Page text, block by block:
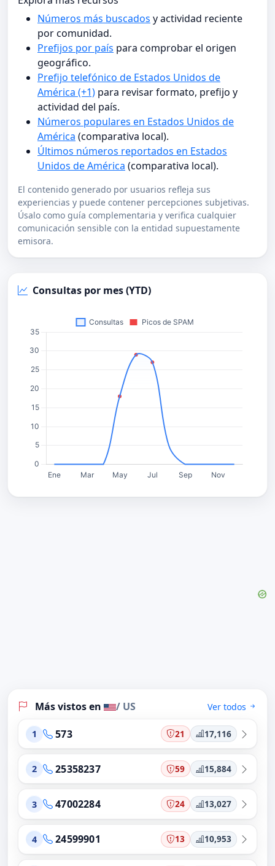
Números más buscados y actividad reciente
por comunidad.
Prefijos por país para comprobar el origen
geográfico.
Prefijo telefónico de Estados Unidos de
América (+1) para revisar formato, prefijo y
actividad del país.
Números populares en Estados Unidos de
América (comparativa local).
Últimos números reportados en Estados
Unidos de América (comparativa local).
El contenido generado por usuarios refleja sus
experiencias y puede contener percepciones subjetivas.
Úsalo como guía complementaria y verifica cualquier
comunicación sensible con la entidad supuestamente
emisora.
Consultas por mes (YTD)
Más vistos en / US Ver todos
1 573 21 17,116
2 25358237 59 15,884
3 47002284 24 13,027
4 24599901 13 10,953